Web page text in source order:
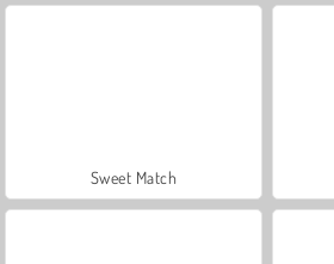
Sweet Match